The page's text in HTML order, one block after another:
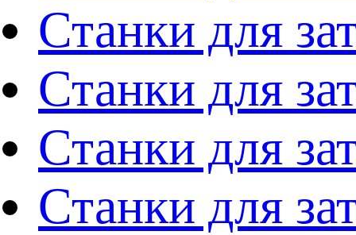
Станки для
Станки для
Станки для
Станки для